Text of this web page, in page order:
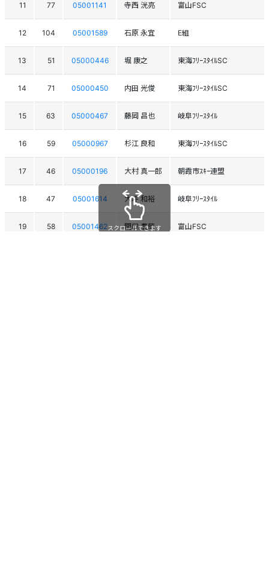
11 77 05001141 寺西 洸亮 富山FSC
12 104 05001589 石原 永宜 E組
13 51 05000446 堀 康之 東海ﾌﾘｰｽﾀｲﾙSC
14 71 05000450 内田 光俊 東海ﾌﾘｰｽﾀｲﾙSC
15 63 05000467 藤岡 昌也 岐阜ﾌﾘｰｽﾀｲﾙ
16 59 05000967 杉江 良和 東海ﾌﾘｰｽﾀｲﾙSC
17 46 05000196 大村 真一郎 朝霞市ｽｷｰ連盟
18 47 05001614 大坪 和裕 岐阜ﾌﾘｰｽﾀｲﾙ
19 58 05001462 関口 豊萌 富山FSC
スクロールできます